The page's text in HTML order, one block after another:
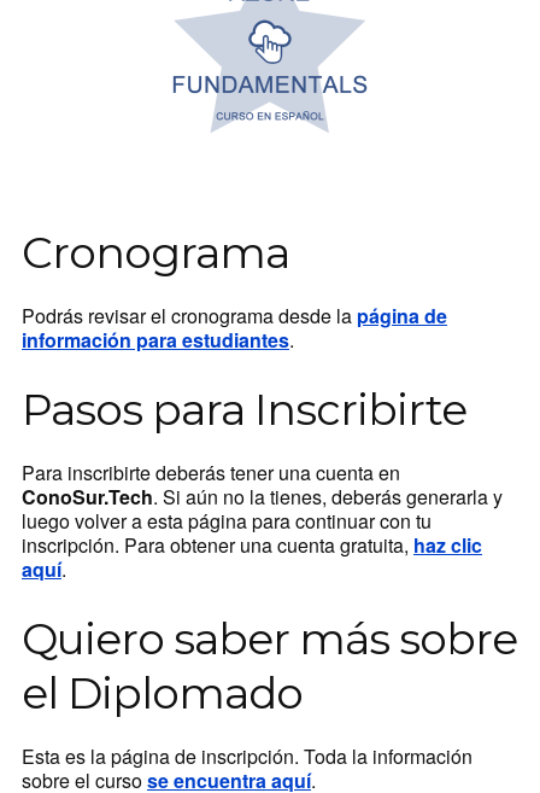
Cronograma
Podrás revisar el cronograma desde la página de
información para estudiantes.
Pasos para Inscribirte
Para inscribirte deberás tener una cuenta en
ConoSur.Tech. Si aún no la tienes, deberás generarla y
luego volver a esta página para continuar con tu
inscripción. Para obtener una cuenta gratuita, haz clic
aquí.
Quiero saber más sobre
el Diplomado
Esta es la página de inscripción. Toda la información
sobre el cursose encuentra aquí.